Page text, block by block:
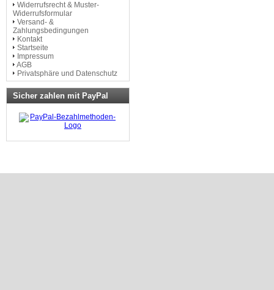
Widerrufsrecht & Muster-
Widerrufsformular
Versand- &
Zahlungsbedingungen
Kontakt
Startseite
Impressum
AGB
Privatsphäre und Datenschutz
Sicher zahlen mit PayPal